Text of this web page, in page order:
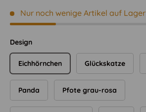
Nur noch wenige Artikel auf Lager
Design
Eichhörnchen Glückskatze
Panda Pfote grau-rosa